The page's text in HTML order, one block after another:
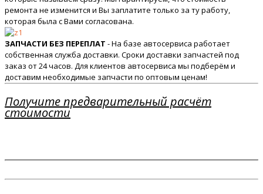
ремонта не изменится и Вы заплатите только за ту работу,
которая была с Вами согласована.
ЗАПЧАСТИ БЕЗ ПЕРЕПЛАТ - На базе автосервиса работает
собственная служба доставки. Сроки доставки запчастей под
заказ от 24 часов. Для клиентов автосервиса мы подберём и
доставим необходимые запчасти по оптовым ценам!
Получите предварительный расчёт
стоимости